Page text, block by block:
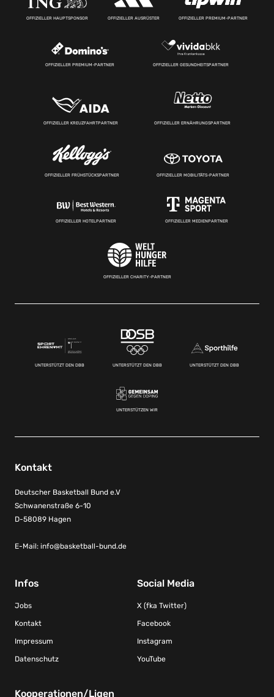
OFFIZIELLER HAUPTSPONSOR OFFIZIELLER AUSRÜSTER OFFIZIELLER PREMIUM-PARTNER
OFFIZIELLER PREMIUM-PARTNER OFFIZIELLER GESUNDHEITSPARTNER
OFFIZIELLER KREUZFAHRTPARTNER OFFIZIELLER ERNÄHRUNGSPARTNER
OFFIZIELLER FRÜHSTÜCKSPARTNER OFFIZIELLER MOBILITÄTS-PARTNER
OFFIZIELLER HOTELPARTNER OFFIZIELLER MEDIENPARTNER
OFFIZIELLER CHARITY-PARTNER
UNTERSTÜTZT DEN DBB UNTERSTÜTZT DEN DBB UNTERSTÜTZT DEN DBB
UNTERSTÜTZEN WIR
Kontakt
Deutscher Basketball Bund e.V
Schwanenstraße 6-10
D-58089 Hagen
E-Mail: info@basketball-bund.de
Infos
Jobs
Kontakt
Impressum
Datenschutz
Social Media
X (fka Twitter)
Facebook
Instagram
YouTube
Kooperationen/Ligen